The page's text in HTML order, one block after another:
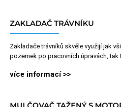
ZAKLADAČ TRÁVNÍKU
Zakladače trávníků skvěle využijí jak
pozemek po pracovních úpravách, tak
více informací >>